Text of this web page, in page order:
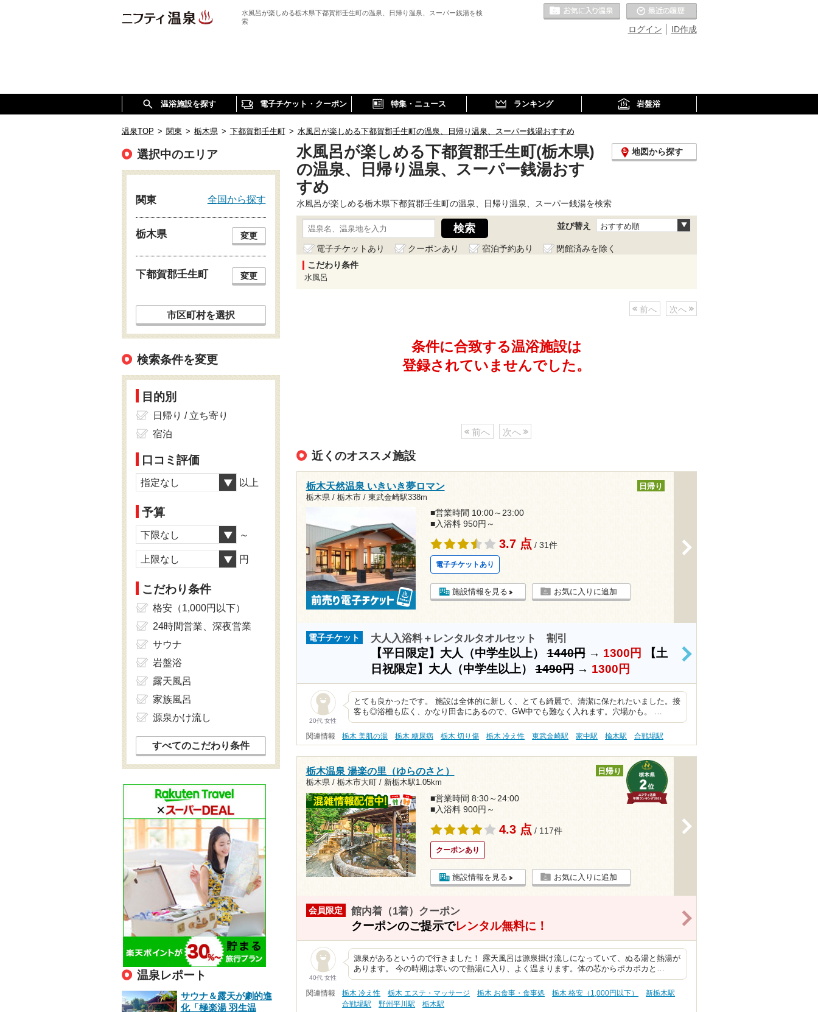
水風呂が楽しめる栃木県下都賀郡壬生町の温泉、日帰り温泉、スーパー銭湯を検
索
ID作成
ログイン
お気に入りの温泉
温浴施設を探す 電子チケット・クーポン 特集・ニュース ランキング 岩盤浴
温泉TOP > 関東 > 栃木県 > 下都賀郡壬生町 > 水風呂が楽しめる下都賀郡壬生町の温泉、日帰り温泉、スーパー銭湯おすすめ
水風呂が楽しめる下都賀郡壬生町(栃木県)
の温泉、日帰り温泉、スーパー銭湯おす
すめ
地図から探す
水風呂が楽しめる栃木県下都賀郡壬生町の温泉、日帰り温泉、スーパー銭湯を検索
並び替え おすすめ順
電子チケットあり クーポンあり 宿泊予約あり
閉館済みを除く
こだわり条件
水風呂
前へ 次へ
条件に合致する温浴施設は
登録されていませんでした。
前へ 次へ
近くのオススメ施設
栃木天然温泉 いきいき夢ロマン
栃木県 / 栃木市 / 東武金崎駅338m
日帰り
■営業時間 10:00～23:00
■入浴料 950円～
3.7 点 / 31件
電子チケットあり
施設情報を見る お気に入りに追加
電子チケット 大人入浴料＋レンタルタオルセット 割引
【平日限定】大人（中学生以上）1440円→ 1300円
【土
日祝限定】大人（中学生以上）1490円→ 1300円
>
20代 女性
とても良かったです。 施設は全体的に新しく、とても綺麗で、清潔に保たれたいました。接
客も◎浴槽も広く、かなり田舎にあるので、GW中でも難なく入れます。穴場かも。 …
関連情報 栃木 美肌の湯 栃木 糖尿病 栃木 切り傷 栃木 冷え性 東武金崎駅 家中駅 楡木駅 合戦場駅
栃木温泉 湯楽の里（ゆらのさと）
栃木県 / 栃木市大町 / 新栃木駅1.05km
日帰り
■営業時間 8:30～24:00
■入浴料 900円～
4.3 点 / 117件
クーポンあり
施設情報を見る お気に入りに追加
会員限定 館内着（1着）クーポン
クーポンのご提示でレンタル無料に！
40代 女性
源泉があるというので行きました！ 露天風呂は源泉掛け流しになっていて、ぬる湯と熱湯が
あります。 今の時期は寒いので熱湯に入り、よく温まります。体の芯からポカポカと…
関連情報 栃木 冷え性 栃木 エステ・マッサージ 栃木 お食事・食事処 栃木 格安（1,000円以下）
新栃木駅
合戦場駅
野州平川駅 栃木駅
選択中のエリア
関東 全国から探す
栃木県 変更
下都賀郡壬生町 変更
市区町村を選択
検索条件を変更
目的別
日帰り / 立ち寄り
宿泊
口コミ評価
指定なし 以上
予算
下限なし ～
上限なし 円
こだわり条件
格安（1,000円以下）
24時間営業、深夜営業
サウナ
岩盤浴
露天風呂
家族風呂
源泉かけ流し
すべてのこだわり条件
温泉レポート
サウナ＆露天が劇的進
化「極楽湯 羽生温